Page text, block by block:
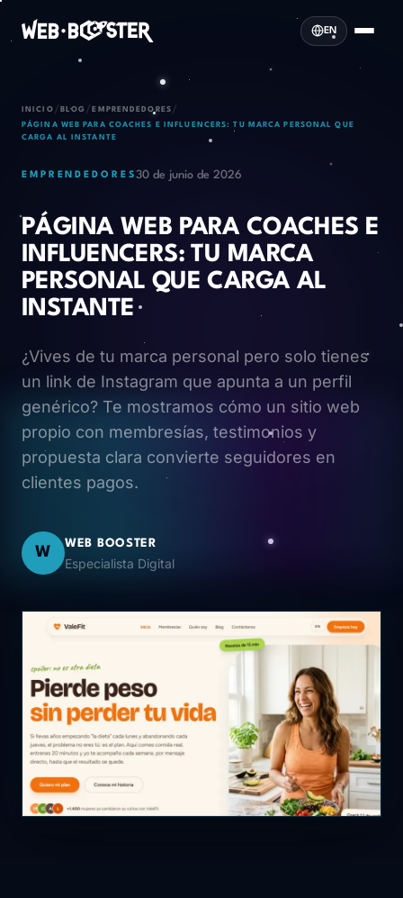
EN
INICIO / BLOG /EMPRENDEDORES /
PÁGINA WEB PARA COACHES E INFLUENCERS: TU MARCA PERSONAL QUE
CARGA AL INSTANTE
EMPRENDEDORES30 de junio de 2026
PÁGINA WEB PARA COACHES E
INFLUENCERS: TU MARCA
PERSONAL QUE CARGA AL
INSTANTE
¿Vives de tu marca personal pero solo tienes
un link de Instagram que apunta a un perfil
genérico? Te mostramos cómo un sitio web
propio con membresías, testimonios y
propuesta clara convierte seguidores en
clientes pagos.
W
WEB BOOSTER
Especialista Digital